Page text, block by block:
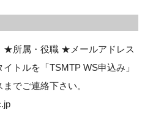
★所属・役職 ★メールアドレス
トルを「TSMTP WS申込み」
でご連絡下さい。